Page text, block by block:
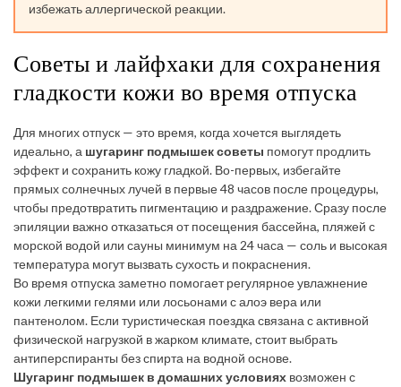
избежать аллергической реакции.
Советы и лайфхаки для сохранения
гладкости кожи во время отпуска
Для многих отпуск — это время, когда хочется выглядеть
идеально, а шугаринг подмышек советы помогут продлить
эффект и сохранить кожу гладкой. Во-первых, избегайте
прямых солнечных лучей в первые 48 часов после процедуры,
чтобы предотвратить пигментацию и раздражение. Сразу после
эпиляции важно отказаться от посещения бассейна, пляжей с
морской водой или сауны минимум на 24 часа — соль и высокая
температура могут вызвать сухость и покраснения.
Во время отпуска заметно помогает регулярное увлажнение
кожи легкими гелями или лосьонами с алоэ вера или
пантенолом. Если туристическая поездка связана с активной
физической нагрузкой в жарком климате, стоит выбрать
антиперспиранты без спирта на водной основе.
Шугаринг подмышек в домашних условиях возможен с